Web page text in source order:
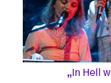
„In Hell